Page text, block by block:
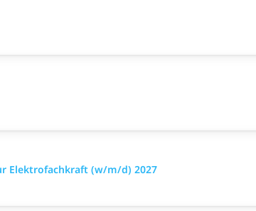
Elektrofachkraft (w/m/d) 2027